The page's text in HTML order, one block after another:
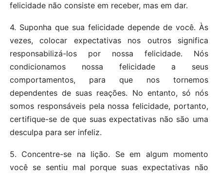
felicidade não consiste em receber, mas em dar.
4. Suponha que sua felicidade depende de você. Às
vezes, colocar expectativas nos outros significa
responsabilizá-los por nossa felicidade. Nós
condicionamos nossa felicidade a seus
comportamentos, para que nos tornemos
dependentes de suas reações. No entanto, só nós
somos responsáveis ​​pela nossa felicidade, portanto,
certifique-se de que suas expectativas não são uma
desculpa para ser infeliz.
5. Concentre-se na lição. Se em algum momento
você se sentiu mal porque suas expectativas não